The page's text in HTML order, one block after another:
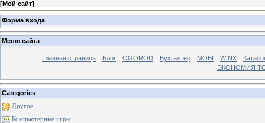
[Мой сайт]
Форма входа
Меню сайта
Главная страница Блог OGOROD Бухгалтер MOBI WINX
ЭКОНОМИЯ
Categories
Другое
Компьютерные игры